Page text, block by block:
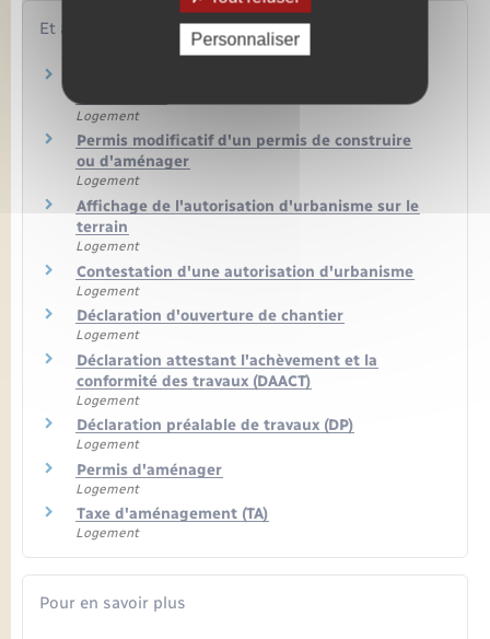
Et aussi
Logement
Permis modificatif d'un permis de construire
ou d'aménager
Logement
Affichage de l'autorisation d'urbanisme sur le
terrain
Logement
Contestation d'une autorisation d'urbanisme
Logement
Déclaration d'ouverture de chantier
Logement
Déclaration attestant l'achèvement et la
conformité des travaux (DAACT)
Logement
Déclaration préalable de travaux (DP)
Logement
Permis d'aménager
Logement
Taxe d'aménagement (TA)
Logement
Pour en savoir plus
Personnaliser